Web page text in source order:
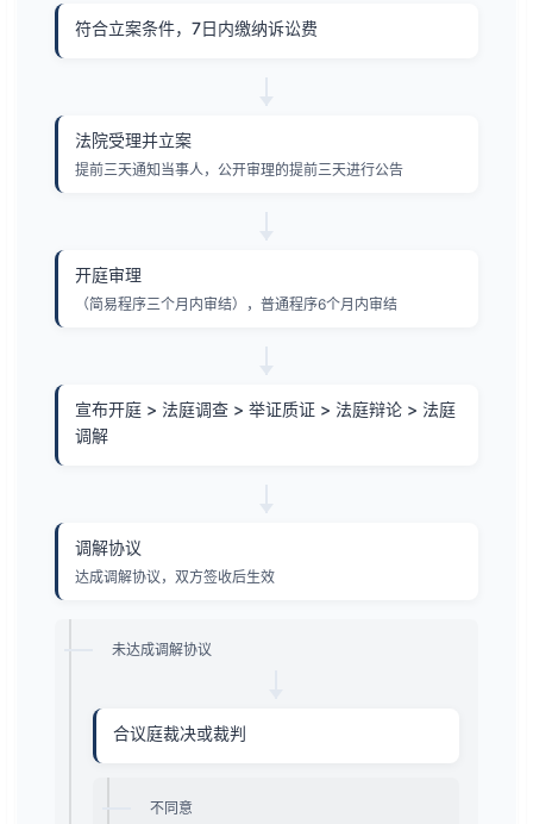
符合立案条件，7日内缴纳诉讼费
法院受理并立案
提前三天通知当事人，公开审理的提前三天进行公告
开庭审理
（简易程序三个月内审结），普通程序6个月内审结
宣布开庭 > 法庭调查 > 举证质证 > 法庭辩论 > 法庭
调解
调解协议
达成调解协议，双方签收后生效
未达成调解协议
合议庭裁决或裁判
不同意